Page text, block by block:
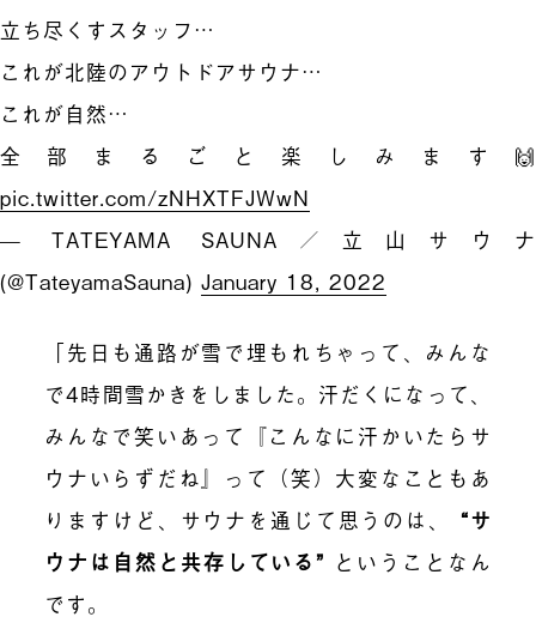
立ち尽くすスタッフ…
これが北陸のアウトドアサウナ…
これが自然…
全部まるごと楽しみます🙌
pic.twitter.com/zNHXTFJWwN
— TATEYAMA SAUNA／立山サウナ
(@TateyamaSauna)January 18, 2022
「先日も通路が雪で埋もれちゃって、みんな
で4時間雪かきをしました。汗だくになって、
みんなで笑いあって『こんなに汗かいたらサ
ウナいらずだね』って（笑）大変なこともあ
りますけど、サウナを通じて思うのは、
“サ
ウナは自然と共存している” ということなん
です。